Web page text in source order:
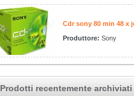
Cdr sony 80 min 48 x
Produttore: Sony
Prodotti recentemente archiviati